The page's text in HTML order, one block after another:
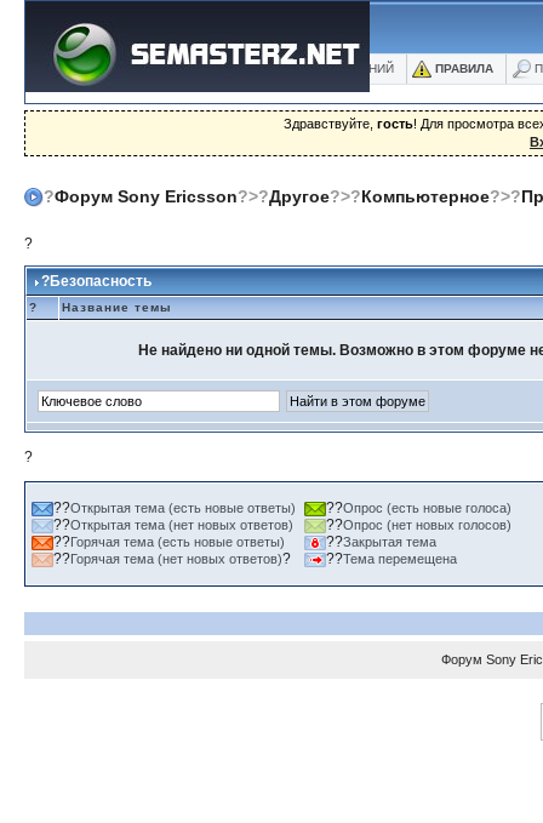
ФОРУМ БЛОГИ ФОТО БАЗА ЗНАНИЙ ПРАВИЛА
Здравствуйте, гость! Для просмотра
?Форум Sony Ericsson?>?Другое?>?Компьютерное?>?
?
?Безопасность
? Название темы
Не найдено ни одной темы. Возможно в этом форуме
?
??Открытая тема (есть новые ответы)
??Открытая тема (нет новых ответов)
??Горячая тема (есть новые ответы)
??Горячая тема (нет новых ответов)?
??Опрос (есть новые голоса)
??Опрос (нет новых голосов)
??Закрытая тема
??Тема перемещена
Форум Sony